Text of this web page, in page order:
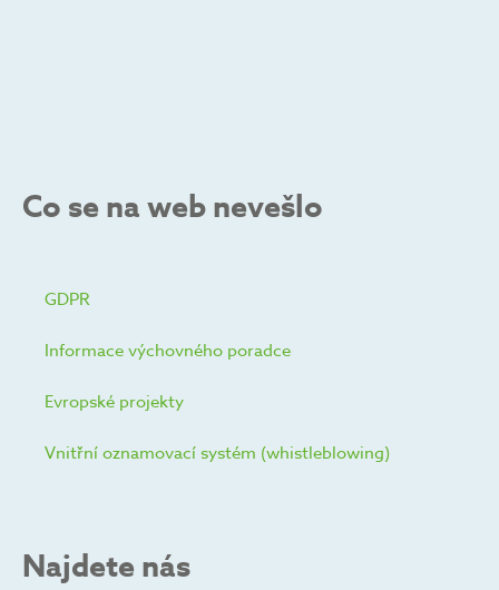
Co se na web nevešlo
GDPR
Informace výchovného poradce
Evropské projekty
Vnitřní oznamovací systém (whistleblowing)
Najdete nás